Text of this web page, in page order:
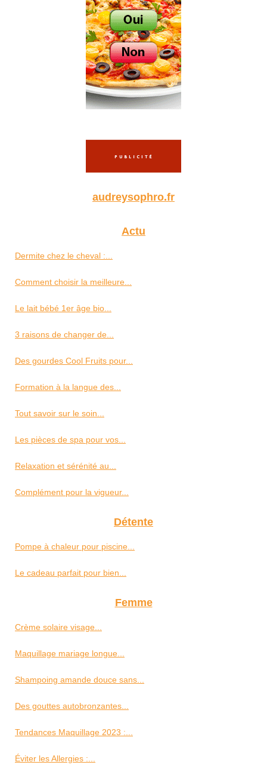
audreysophro.fr
Actu
Dermite chez le cheval :...
Comment choisir la meilleure...
Le lait bébé 1er âge bio...
3 raisons de changer de...
Des gourdes Cool Fruits pour...
Formation à la langue des...
Tout savoir sur le soin...
Les pièces de spa pour vos...
Relaxation et sérénité au...
Complément pour la vigueur...
Détente
Pompe à chaleur pour piscine...
Le cadeau parfait pour bien...
Femme
Crème solaire visage...
Maquillage mariage longue...
Shampoing amande douce sans...
Des gouttes autobronzantes...
Tendances Maquillage 2023 :...
Éviter les Allergies :...